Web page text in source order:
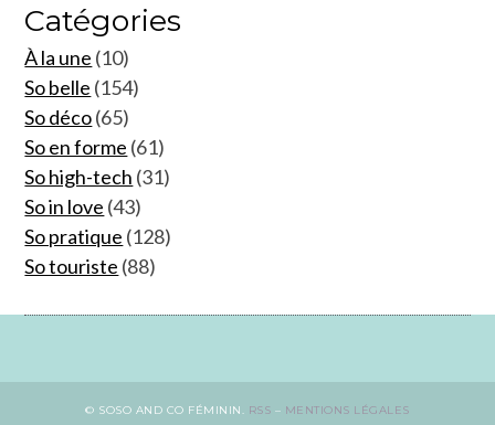
Catégories
À la une (10)
So belle (154)
So déco(65)
So en forme (61)
So high-tech (31)
So in love (43)
So pratique (128)
So touriste (88)
© SOSO AND CO FÉMININ. RSS – MENTIONS LÉGALES